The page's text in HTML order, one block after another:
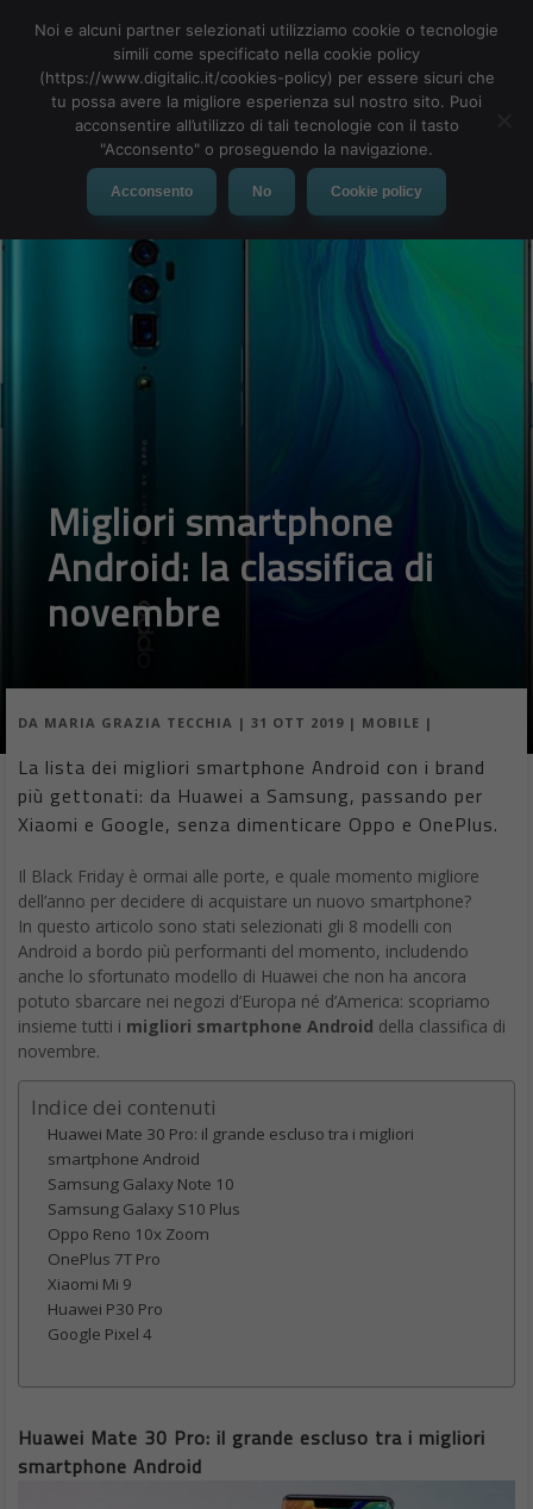
MENU
Migliori smartphone
Android: la classifica di
novembre
DA MARIA GRAZIA TECCHIA | 31 OTT 2019 | MOBILE |
La lista dei migliori smartphone Android con i brand
più gettonati: da Huawei a Samsung, passando per
Xiaomi e Google, senza dimenticare Oppo e OnePlus.
Il Black Friday è ormai alle porte, e quale momento migliore
dell’anno per decidere di acquistare un nuovo smartphone?
In questo articolo sono stati selezionati gli 8 modelli con
Android a bordo più performanti del momento, includendo
anche lo sfortunato modello di Huawei che non ha ancora
potuto sbarcare nei negozi d’Europa né d’America: scopriamo
insieme tutti i migliori smartphone Android della classifica di
novembre.
Indice dei contenuti
Huawei Mate 30 Pro: il grande escluso tra i migliori
smartphone Android
Samsung Galaxy Note 10
Samsung Galaxy S10 Plus
Oppo Reno 10x Zoom
OnePlus 7T Pro
Xiaomi Mi 9
Huawei P30 Pro
Google Pixel 4
Huawei Mate 30 Pro: il grande escluso tra i migliori
smartphone Android
Noi e alcuni partner selezionati utilizziamo cookie o tecnologie
simili come specificato nella cookie policy
(https://www.digitalic.it/cookies-policy) per essere sicuri che
tu possa avere la migliore esperienza sul nostro sito. Puoi
acconsentire all’utilizzo di tali tecnologie con il tasto
"Acconsento" o proseguendo la navigazione.
Acconsento No Cookie policy